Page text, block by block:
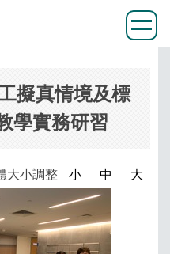
擬真情境及標
學實務研習
大小調整 小 中 大